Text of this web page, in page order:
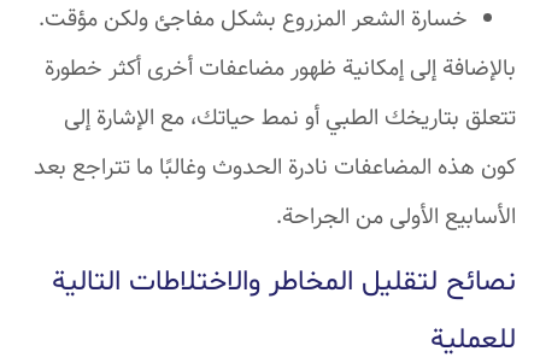
خسارة الشعر المزروع بشكل مفاجئ ولكن مؤقت.
بالإضافة إلى إمكانية ظهور مضاعفات أخرى أكثر خطورة
تتعلق بتاريخك الطبي أو نمط حياتك، مع الإشارة إلى
كون هذه المضاعفات نادرة الحدوث وغالبًا ما تتراجع بعد
الأسابيع الأولى من الجراحة.
نصائح لتقليل المخاطر والاختلاطات التالية
للعملية